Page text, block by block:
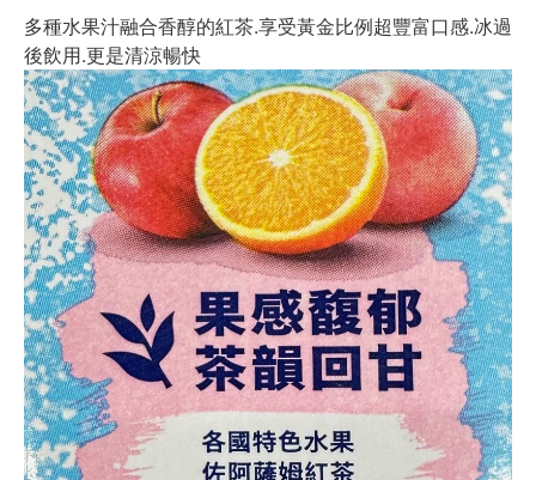
多種水果汁融合香醇的紅茶.享受黃金比例超豐富口感.冰過
後飲用.更是清涼暢快